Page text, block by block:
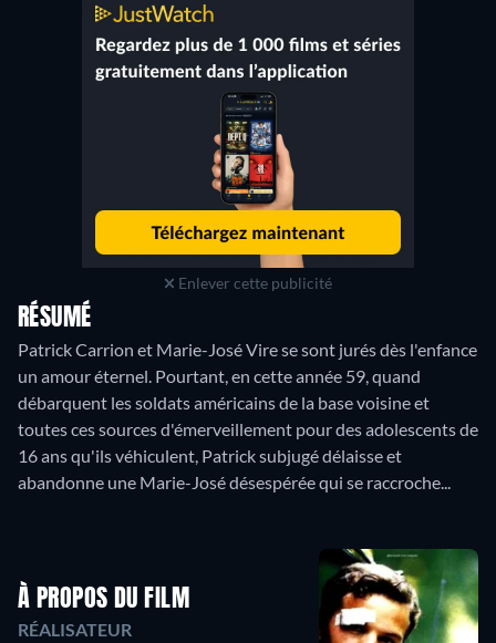
Enlever cette publicité
RÉSUMÉ
Patrick Carrion et Marie-José Vire se sont jurés dès l'enfance
un amour éternel. Pourtant, en cette année 59, quand
débarquent les soldats américains de la base voisine et
toutes ces sources d'émerveillement pour des adolescents de
16 ans qu'ils véhiculent, Patrick subjugé délaisse et
abandonne une Marie-José désespérée qui se raccroche...
À PROPOS DU FILM
RÉALISATEUR